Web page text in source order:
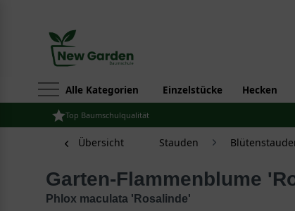
Alle Kategorien Einzelstücke Hecken
Top Baumschulqualität
Übersicht Stauden
Garten-Flammenblume
Phlox maculata 'Rosalinde'